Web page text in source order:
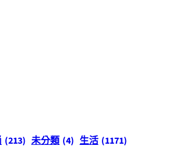
(213) 未分類 (4) 生活 (1171)